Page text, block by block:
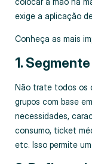
exige a aplicação
Conheça as mais
1.
Não trate todos os
grupos com base
necessidades,
consumo, ticket
etc. Isso permite